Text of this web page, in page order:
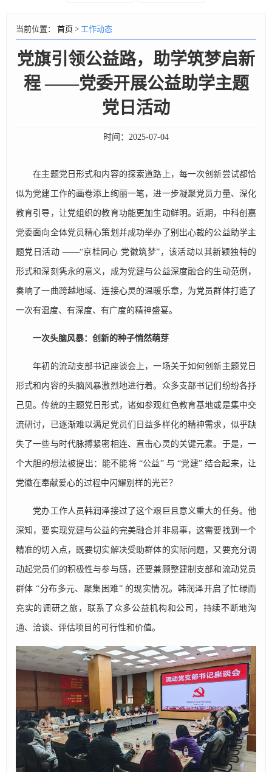
当前位置： 首页 > 工作动态
党旗引领公益路，助学筑梦启新
程 ——党委开展公益助学主题
党日活动
时间： 2025-07-04
在主题党日形式和内容的探索道路上，每一次创新尝试都恰
似为党建工作的画卷添上绚丽一笔，进一步凝聚党员力量、深化
教育引导，让党组织的教育功能更加生动鲜明。近期，中科创嘉
党委面向全体党员精心策划并成功举办了别出心裁的公益助学主
题党日活动 ——“京桂同心 党徽筑梦”，该活动以其新颖独特的
形式和深刻隽永的意义，成为党建与公益深度融合的生动范例，
奏响了一曲跨越地域、连接心灵的温暖乐章，为党员群体打造了
一次有温度、有深度、有广度的精神盛宴。
一次头脑风暴：创新的种子悄然萌芽
年初的流动支部书记座谈会上，一场关于如何创新主题党日
形式和内容的头脑风暴激烈地进行着。众多支部书记们纷纷各抒
己见。传统的主题党日形式，诸如参观红色教育基地或是集中交
流研讨，已逐渐难以满足党员们日益多样化的精神需求，似乎缺
失了一些与时代脉搏紧密相连、直击心灵的关键元素。于是，一
个大胆的想法被提出：能不能将 “公益” 与 “党建” 结合起来，让
党徽在奉献爱心的过程中闪耀别样的光芒？
党办工作人员韩润泽接过了这个艰巨且意义重大的任务。他
深知，要实现党建与公益的完美融合并非易事，这需要找到一个
精准的切入点，既要切实解决受助群体的实际问题，又要充分调
动起党员们的积极性与参与感，还要兼顾整建制支部和流动党员
群体 “分布多元、聚集困难” 的现实情况。韩润泽开启了忙碌而
充实的调研之旅，联系了众多公益机构和公司，持续不断地沟
通、洽谈、评估项目的可行性和价值。